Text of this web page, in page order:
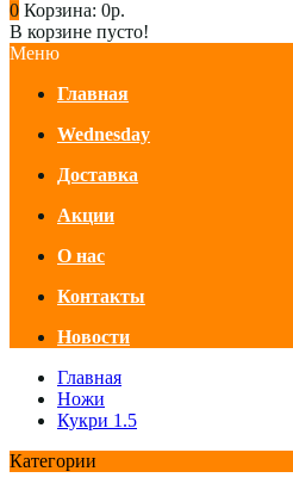
0 Корзина: 0р.
В корзине пусто!
Меню
Главная
Wednesday
Доставка
Акции
О нас
Контакты
Новости
Главная
Ножи
Кукри 1.5
Категории